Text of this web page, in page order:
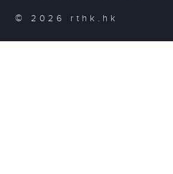
© 2026 rthk.hk